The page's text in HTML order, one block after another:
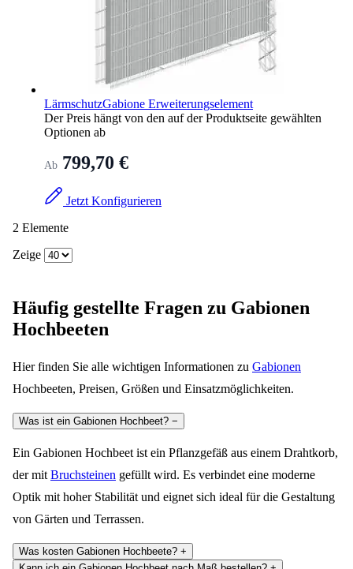
LärmschutzGabione Erweiterungselement
Der Preis hängt von den auf der Produktseite gewählten
Optionen ab
Ab 799,70 €
Jetzt Konfigurieren
2 Elemente
Zeige
Häufig gestellte Fragen zu Gabionen
Hochbeeten
Hier finden Sie alle wichtigen Informationen zu Gabionen
Hochbeeten, Preisen, Größen und Einsatzmöglichkeiten.
Was ist ein Gabionen Hochbeet? −
Ein Gabionen Hochbeet ist ein Pflanzgefäß aus einem Drahtkorb,
der mit Bruchsteinen gefüllt wird. Es verbindet eine moderne
Optik mit hoher Stabilität und eignet sich ideal für die Gestaltung
von Gärten und Terrassen.
Was kosten Gabionen Hochbeete? +